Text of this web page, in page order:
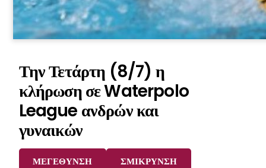
Την Τετάρτη (8/7) η
κλήρωση σε Waterpolo
League ανδρών και
γυναικών
ΜΕΓΕΘΥΝΣΗ
ΣΜΙΚΡΥΝΣΗ